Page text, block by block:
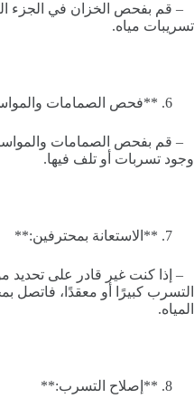
– قم بفحص الخزان في الجزء
تسريبات مياه.
**فحص الصمامات
– قم بفحص الصمامات
وجود تسربات أو تلف فيها.
**الاستعانة بمحترفين:**
– إذا كنت غير قادر على تحديد
التسرب كبيرًا أو معقدًا،
المياه.
**إصلاح التسرب:**